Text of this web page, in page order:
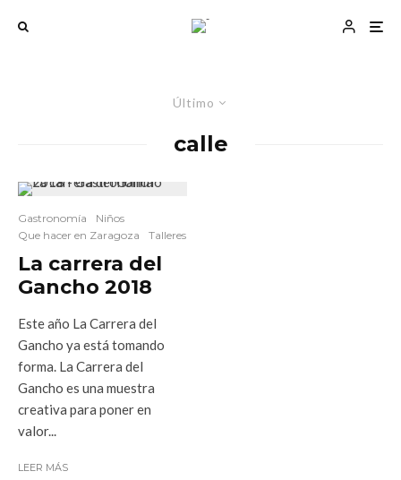
Último
calle
Gastronomía
Niños
Que hacer en Zaragoza
Talleres
La carrera del
Gancho 2018
Este año La Carrera del
Gancho ya está tomando
forma. La Carrera del
Gancho es una muestra
creativa para poner en
valor...
LEER MÁS